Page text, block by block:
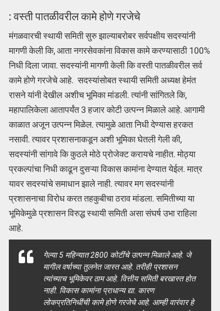
: वस्ती पातळीवरील कामे होणे गरजेचे
मंगळवारची स्थायी समिती सुरु झाल्याबरोबर सर्वपक्षीय सदस्यांनी
मागणी केली कि, आता नगरसेवकांना विकास कामे करण्यासाठी 100%
निधी दिला जावा. सदस्यांनी मागणी केली कि वस्ती पातळीवरील सर्व
कामे होणे गरजेचे आहे. सदस्यांसोबत स्थायी समिती अध्यक्ष हेमंत
रासने यांनी देखील अशीच भूमिका मांडली. त्यांनी सांगितले कि,
महापालिकेला आतापर्यंत 3 हजार कोटी उत्पन्न मिळाले आहे. आगामी
काळात अजून उत्पन्न मिळेल. त्यामुळे आता निधी देण्यास हरकत
नसावी. त्यावर प्रशासनाकडून अशी भूमिका घेतली गेली की,
सदस्यांनी सांगावे कि कुठले मोठे प्रोजेक्ट करायचे नाहीत. मोठ्या
प्रकल्पांचा निधी काढून दुसऱ्या विकास कामांना देण्यात येईल. मात्र
यावर सदस्यांचे समाधान झाले नाही. त्यावर मग सदस्यांनी
प्रशासनाचा विरोध करत तहकुबीचा ठराव मांडला. समितीच्या या
भूमिकेमुळे प्रशासन विरुद्ध स्थायी समिती असा संघर्ष उभा राहिला
आहे.
गेल्या 5 महिन्यात 2800 कोटींचे उत्पन्न मिळाले आहे. जे
मागील वर्षाच्या तुलनेत जास्त आहे. तरीही प्रशासन
त्यांच्याच भूमिकेवर ठाम आहे. वित्तीय समिती बरखास्त होत
नाही. विकास कामांना प्राधान्य द्या. कारण
लोकप्रतिनिधींची कामे होणे गरजेचे आहे. आम्ही वारंवार हे